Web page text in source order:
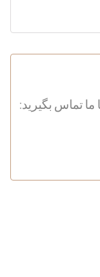
ما تماس بگیرید: